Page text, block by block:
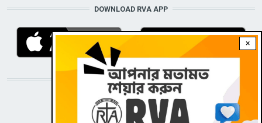
×
DOWNLOAD RVA APP
STAY CONNECTED WITH US!